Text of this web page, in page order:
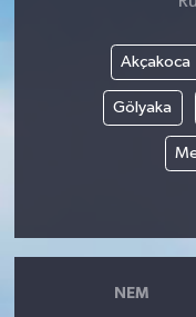
Akçakoca
Gölyaka
NEM